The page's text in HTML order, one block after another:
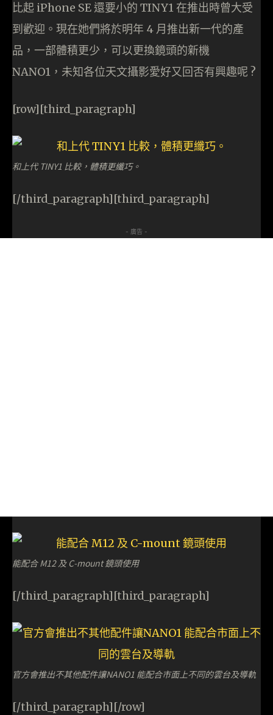
比起 iPhone SE 還要小的 TINY1 在推出時曾大受
到歡迎。現在她們將於明年 4 月推出新一代的產
品，一部體積更少，可以更換鏡頭的新機
NANO1，未知各位天文攝影愛好又回否有興趣呢 ?
[row][third_paragraph]
和上代 TINY1 比較，體積更纖巧。
[/third_paragraph][third_paragraph]
- 廣告 -
能配合 M12 及 C-mount 鏡頭使用
[/third_paragraph][third_paragraph]
官方會推出不其他配件讓NANO1 能配合市面上不同的雲台及導軌
[/third_paragraph][/row]